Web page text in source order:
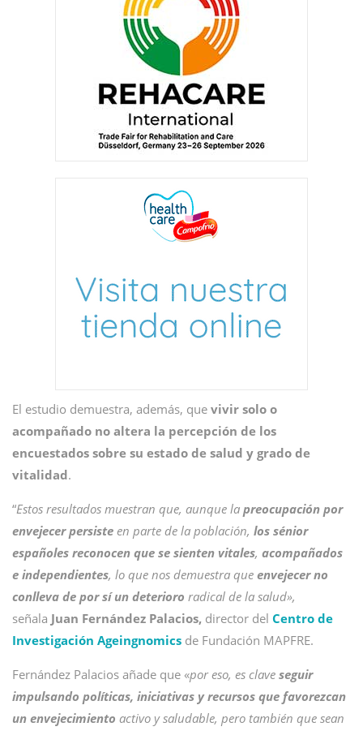
El estudio demuestra, además, que vivir solo o
acompañado no altera la percepción de los
encuestados sobre su estado de salud y grado de
vitalidad.
“Estos resultados muestran que, aunque la preocupación por
envejecer persiste en parte de la población, los sénior
españoles reconocen que se sienten vitales, acompañados
e independientes, lo que nos demuestra que envejecer no
conlleva de por sí un deterioro radical de la salud»,
señala Juan Fernández Palacios, director del Centro de
Investigación Ageingnomics de Fundación MAPFRE.
Fernández Palacios añade que «por eso, es clave seguir
impulsando políticas, iniciativas y recursos que favorezcan
un envejecimiento activo y saludable, pero también que sean